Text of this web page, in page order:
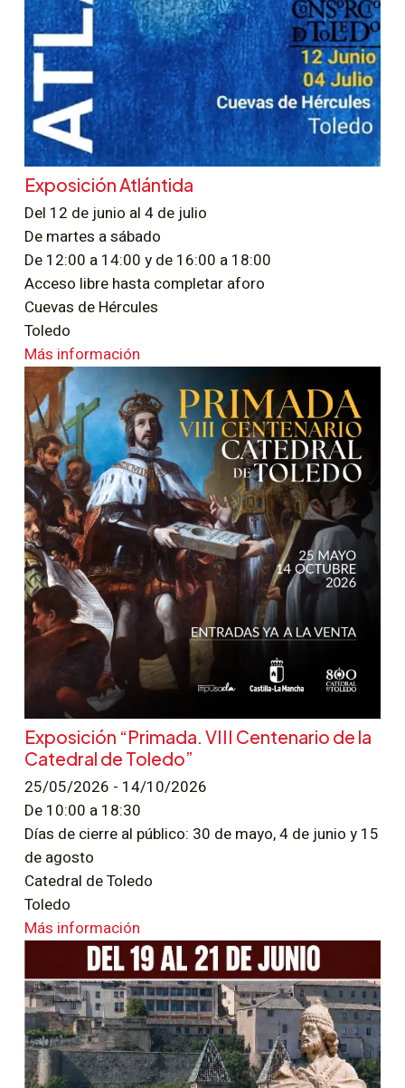
Exposición Atlántida
Del 12 de junio al 4 de julio
De martes a sábado
De 12:00 a 14:00 y de 16:00 a 18:00
Acceso libre hasta completar aforo
Cuevas de Hércules
Toledo
Más información
Exposición “Primada. VIII Centenario de la
Catedral de Toledo”
25/05/2026 - 14/10/2026
De 10:00 a 18:30
Días de cierre al público: 30 de mayo, 4 de junio y 15
de agosto
Catedral de Toledo
Toledo
Más información